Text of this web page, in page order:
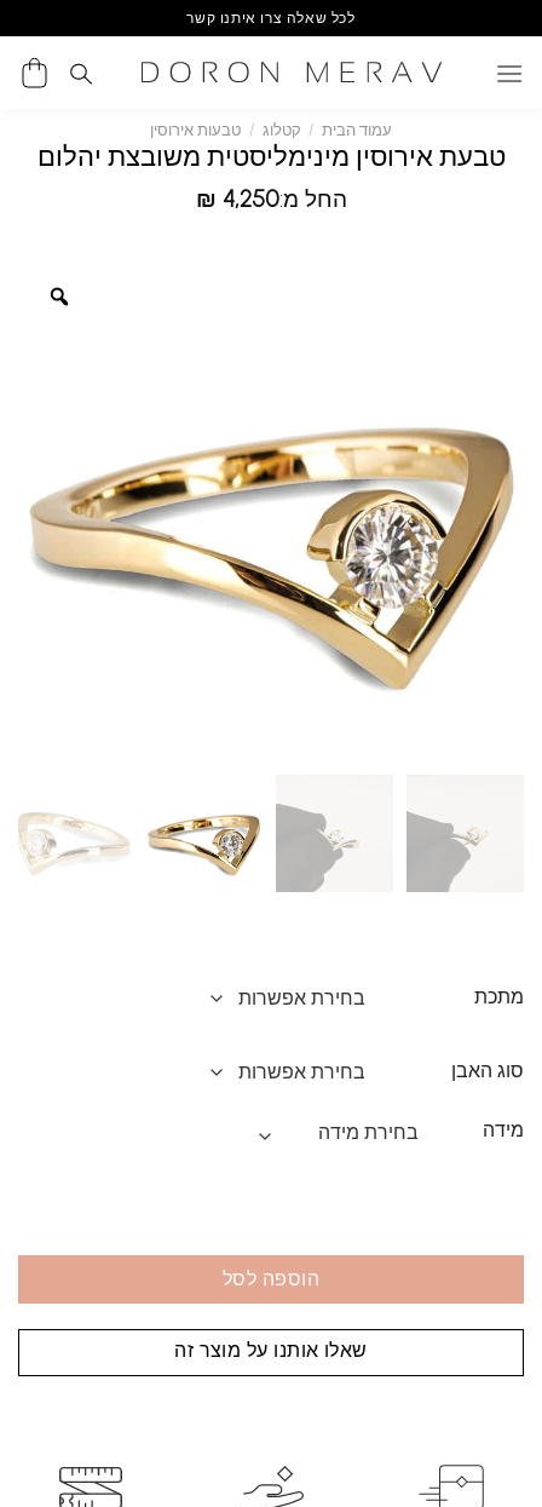
to
content
לכל שאלה צרו איתנו קשר
עמוד הבית / קטלוג / טבעות אירוסין
טבעת אירוסין מינימליסטית משובצת יהלום
החל מ: ₪ 4,250
מתכת
סוג האבן
מידה
הוספה לסל
שאלו אותנו על מוצר זה